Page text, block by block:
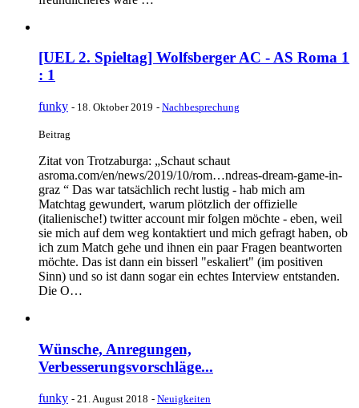
[UEL 2. Spieltag] Wolfsberger AC - AS Roma 1
: 1
funky - 18. Oktober 2019 - Nachbesprechung
Beitrag
Zitat von Trotzaburga: „Schaut schaut
asroma.com/en/news/2019/10/rom…ndreas-dream-game-in-
graz “ Das war tatsächlich recht lustig - hab mich am
Matchtag gewundert, warum plötzlich der offizielle
(italienische!) twitter account mir folgen möchte - eben, weil
sie mich auf dem weg kontaktiert und mich gefragt haben, ob
ich zum Match gehe und ihnen ein paar Fragen beantworten
möchte. Das ist dann ein bisserl "eskaliert" (im positiven
Sinn) und so ist dann sogar ein echtes Interview entstanden.
Die O…
Wünsche, Anregungen,
Verbesserungsvorschläge...
funky - 21. August 2018 - Neuigkeiten